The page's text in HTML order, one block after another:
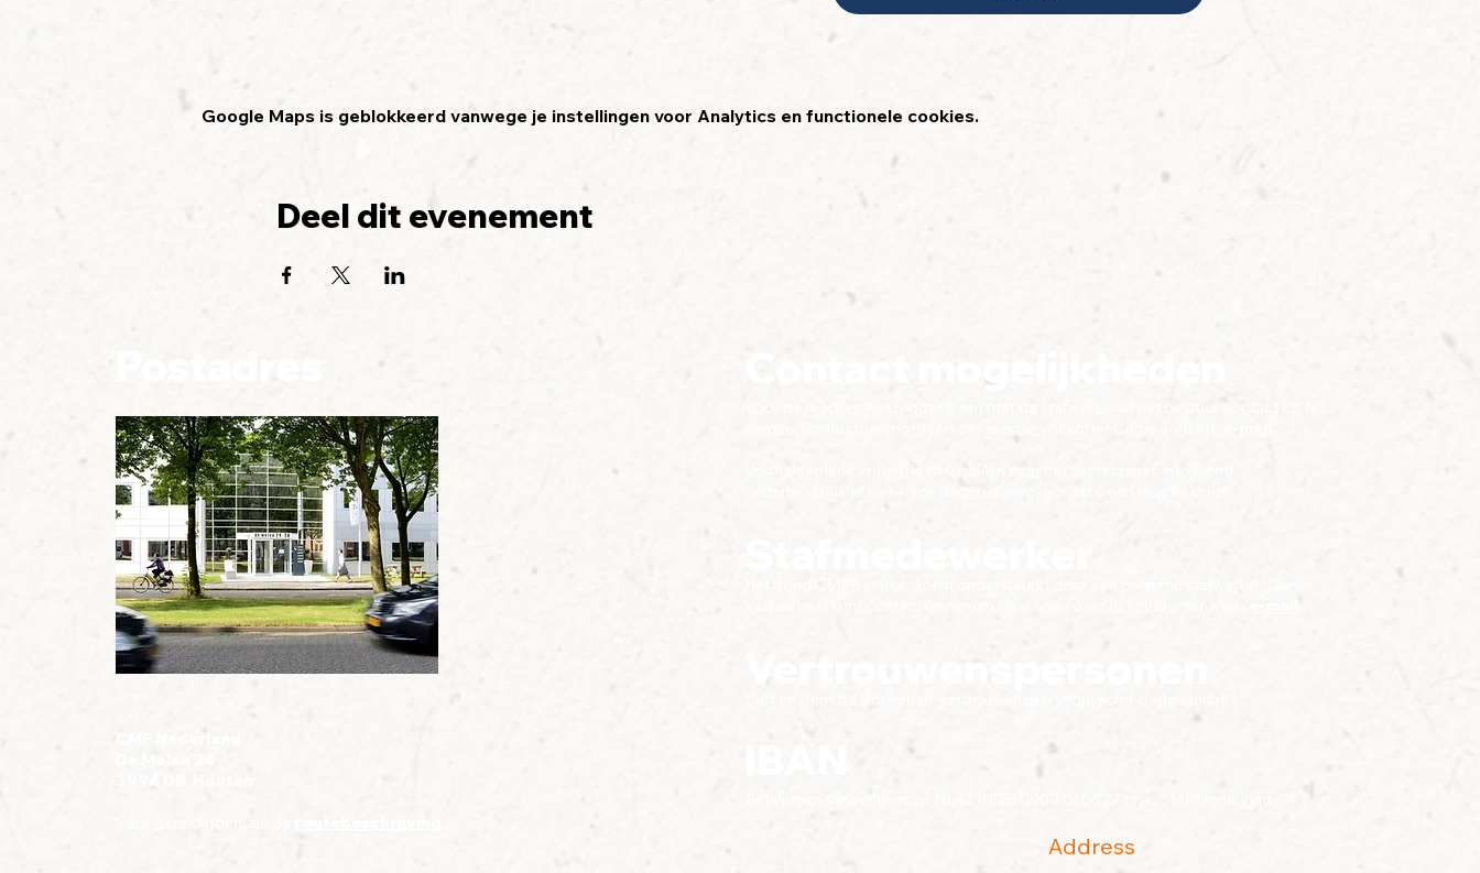
Google Maps is geblokkeerd vanwege je instellingen voor Analytics en functionele cookies.
Deel dit evenement
CMF Nederland
Contact mogelijkheden
Voor de media is het mogelijk om met de stafwerker of het bestuur contact op te
Voor algemene vragen kunt u mailen naar het secretariaat:
.
Vertrouwenspersonen
Address